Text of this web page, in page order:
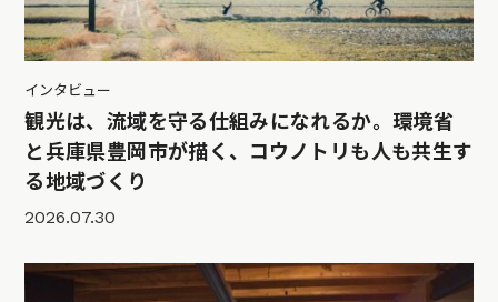
インタビュー
観光は、流域を守る仕組みになれるか。環境省
と兵庫県豊岡市が描く、コウノトリも人も共生す
る地域づくり
2026.07.30